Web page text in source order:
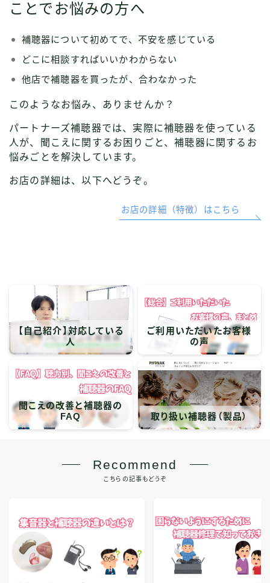
ことでお悩みの方へ
補聴器について初めてで、不安を感じている
どこに相談すればいいかわからない
他店で補聴器を買ったが、合わなかった
このようなお悩み、ありませんか？
パートナーズ補聴器では、実際に補聴器を使っている
人が、聞こえに関するお困りごと、補聴器に関するお
悩みごとを解決しています。
お店の詳細は、以下へどうぞ。
お店の詳細（特徴）はこちら
【自己紹介】対応している
人
ご利用いただいたお客様
の声
聞こえの改善と補聴器の
FAQ
取り扱い補聴器（製品）
Recommend
こちらの記事もどうぞ